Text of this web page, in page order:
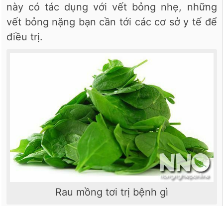
này có tác dụng với vết bỏng nhẹ, những
vết bỏng nặng bạn cần tới các cơ sở y tế để
điều trị.
Rau mồng tơi trị bệnh gì